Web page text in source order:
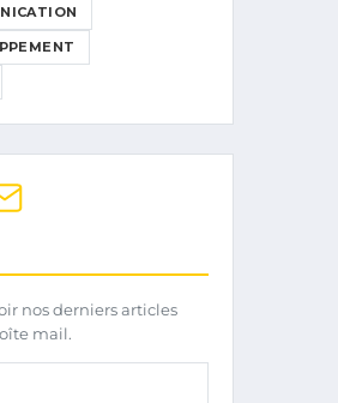
nos derniers articles
mail.